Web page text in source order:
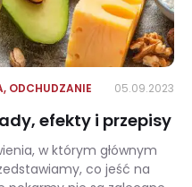
, ODCHUDZANIE 05.09.2023
efekty i przepisy
w którym głównym
co jeść na